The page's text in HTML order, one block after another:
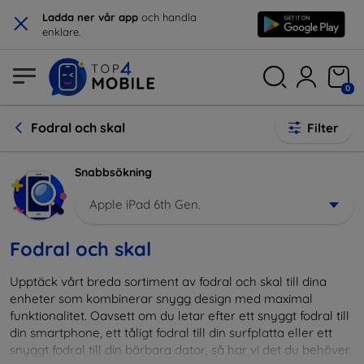
× Ladda ner vår app och handla
enklare.
0
Fodral och skal Filter
Snabbsökning
Apple iPad 6th Gen.
Fodral och skal
Upptäck vårt breda sortiment av fodral och skal till dina
enheter som kombinerar snygg design med maximal
funktionalitet. Oavsett om du letar efter ett snyggt fodral till
din smartphone, ett tåligt fodral till din surfplatta eller ett
snyggt fodral till din bärbara dator, så har vi det du behöver.